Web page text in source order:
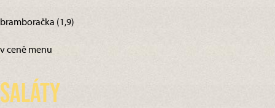
bramboračka (1,9)
v ceně menu
Saláty